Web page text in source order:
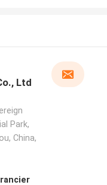
Ltd
Park,
China,